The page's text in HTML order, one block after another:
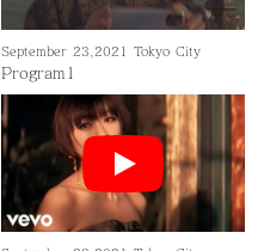
September 23,2021 Tokyo City
Program1